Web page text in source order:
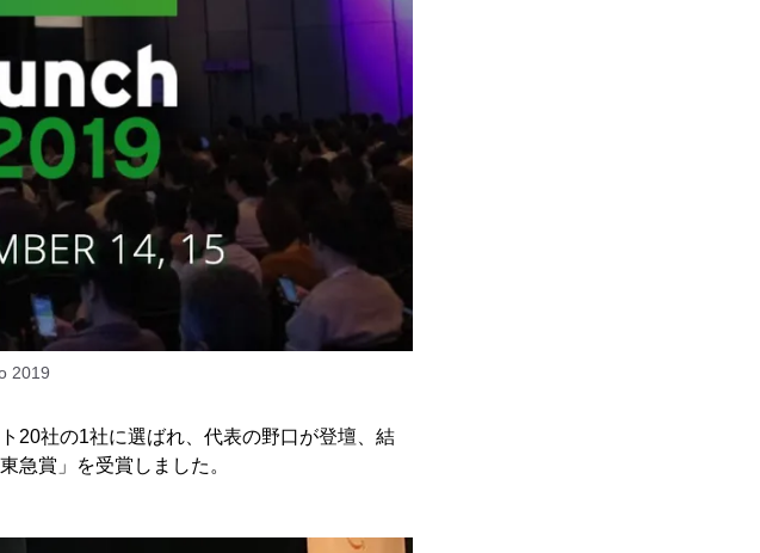
2019
20社の1社に選ばれ、代表の野口が登壇、結
急賞」を受賞しました。